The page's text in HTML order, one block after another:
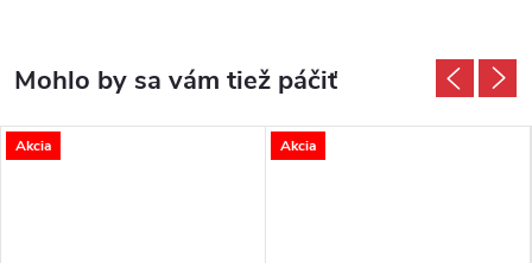
Akcia Akcia